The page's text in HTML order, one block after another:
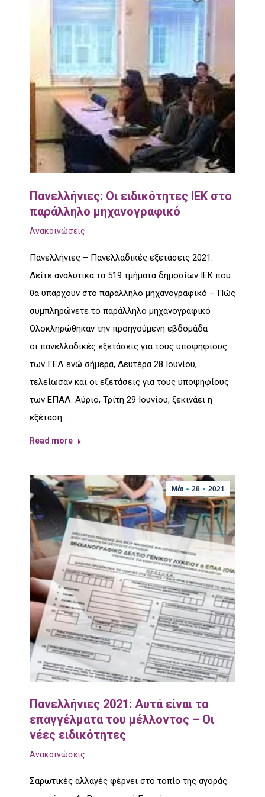
Πανελλήνιες: Οι ειδικότητες ΙΕΚ στο
παράλληλο μηχανογραφικό
Ανακοινώσεις
Πανελλήνιες – Πανελλαδικές εξετάσεις 2021:
Δείτε αναλυτικά τα 519 τμήματα δημοσίων ΙΕΚ που
θα υπάρχουν στο παράλληλο μηχανογραφικό – Πώς
συμπληρώνετε το παράλληλο μηχανογραφικό
Ολοκληρώθηκαν την προηγούμενη εβδομάδα
οι πανελλαδικές εξετάσεις για τους υποψηφίους
των ΓΕΛ ενώ σήμερα, Δευτέρα 28 Ιουνίου,
τελείωσαν και οι εξετάσεις για τους υποψηφίους
των ΕΠΑΛ. Αύριο, Τρίτη 29 Ιουνίου, ξεκινάει η
εξέταση…
Read more
Μάι 28 2021
Πανελλήνιες 2021: Αυτά είναι τα
επαγγέλματα του μέλλοντος – Οι
νέες ειδικότητες
Ανακοινώσεις
Σαρωτικές αλλαγές φέρνει στο τοπίο της αγοράς